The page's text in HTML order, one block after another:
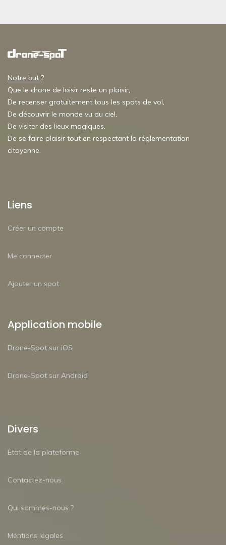
Notre but ?
Que le drone de loisir reste un plaisir,
De recenser gratuitement tous les spots de vol,
De découvrir le monde vu du ciel,
De visiter des lieux magiques,
De se faire plaisir tout en respectant la réglementation
citoyenne.
Liens
Créer un compte
Me connecter
Ajouter un spot
Application mobile
Drone-Spot sur iOS
Drone-Spot sur Android
Divers
Etat de la plateforme
Contactez-nous
Qui sommes-nous ?
Mentions légales